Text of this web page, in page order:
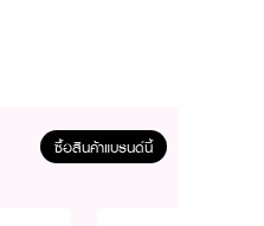
ซื้อสินค้าแบรนด์นี้